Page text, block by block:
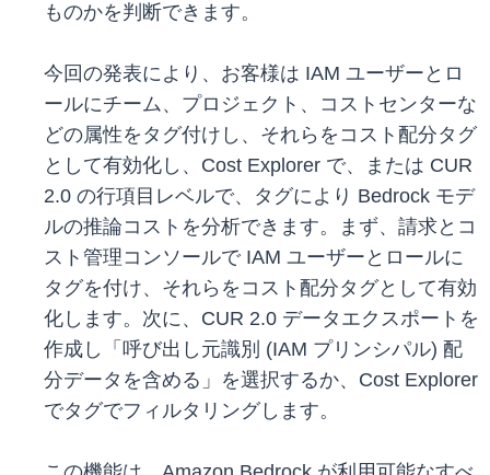
ものかを判断できます。
今回の発表により、お客様は IAM ユーザーとロ
ールにチーム、プロジェクト、コストセンターな
どの属性をタグ付けし、それらをコスト配分タグ
として有効化し、Cost Explorer で、または CUR
2.0 の行項目レベルで、タグにより Bedrock モデ
ルの推論コストを分析できます。まず、請求とコ
スト管理コンソールで IAM ユーザーとロールに
タグを付け、それらをコスト配分タグとして有効
化します。次に、CUR 2.0 データエクスポートを
作成し「呼び出し元識別 (IAM プリンシパル) 配
分データを含める」を選択するか、Cost Explorer
でタグでフィルタリングします。